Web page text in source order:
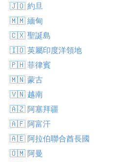
🇯🇴 約旦
🇲🇲 緬甸
🇨🇽 聖誕島
🇮🇴 英屬印度洋領地
🇵🇭 菲律賓
🇲🇳 蒙古
🇻🇳 越南
🇦🇿 阿塞拜疆
🇦🇫 阿富汗
🇦🇪 阿拉伯聯合酋長國
🇴🇲 阿曼